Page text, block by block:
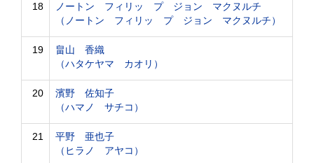
18
ノートン フィリッ プ ジョン マクヌルチ
（ノートン フィリッ プ ジョン マクヌルチ）
19
畠山 香織
（ハタケヤマ カオリ）
20
濱野 佐知子
（ハマノ サチコ）
21
平野 亜也子
（ヒラノ アヤコ）